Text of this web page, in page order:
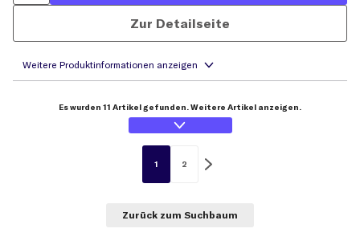
Zur Detailseite
Es wurden 11 Artikel gefunden. Weitere Artikel anzeigen.
1 2
Zurück zum Suchbaum